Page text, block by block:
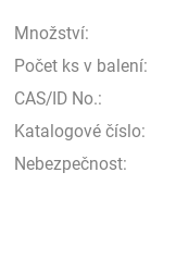
Množství:
Počet ks v balení:
CAS/ID No.:
Katalogové číslo:
Nebezpečnost: